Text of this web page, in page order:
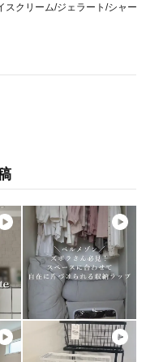
スクリーム/ジェラート/シャー